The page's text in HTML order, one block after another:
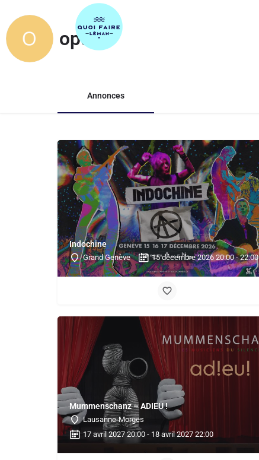
opus
Annonces
Indochine
Grand Genève 15 décembre 2026 20:00 - 22:00
Mummenschanz – ADIEU !
Lausanne-Morges
17 avril 2027 20:00 - 18 avril 2027 22:00